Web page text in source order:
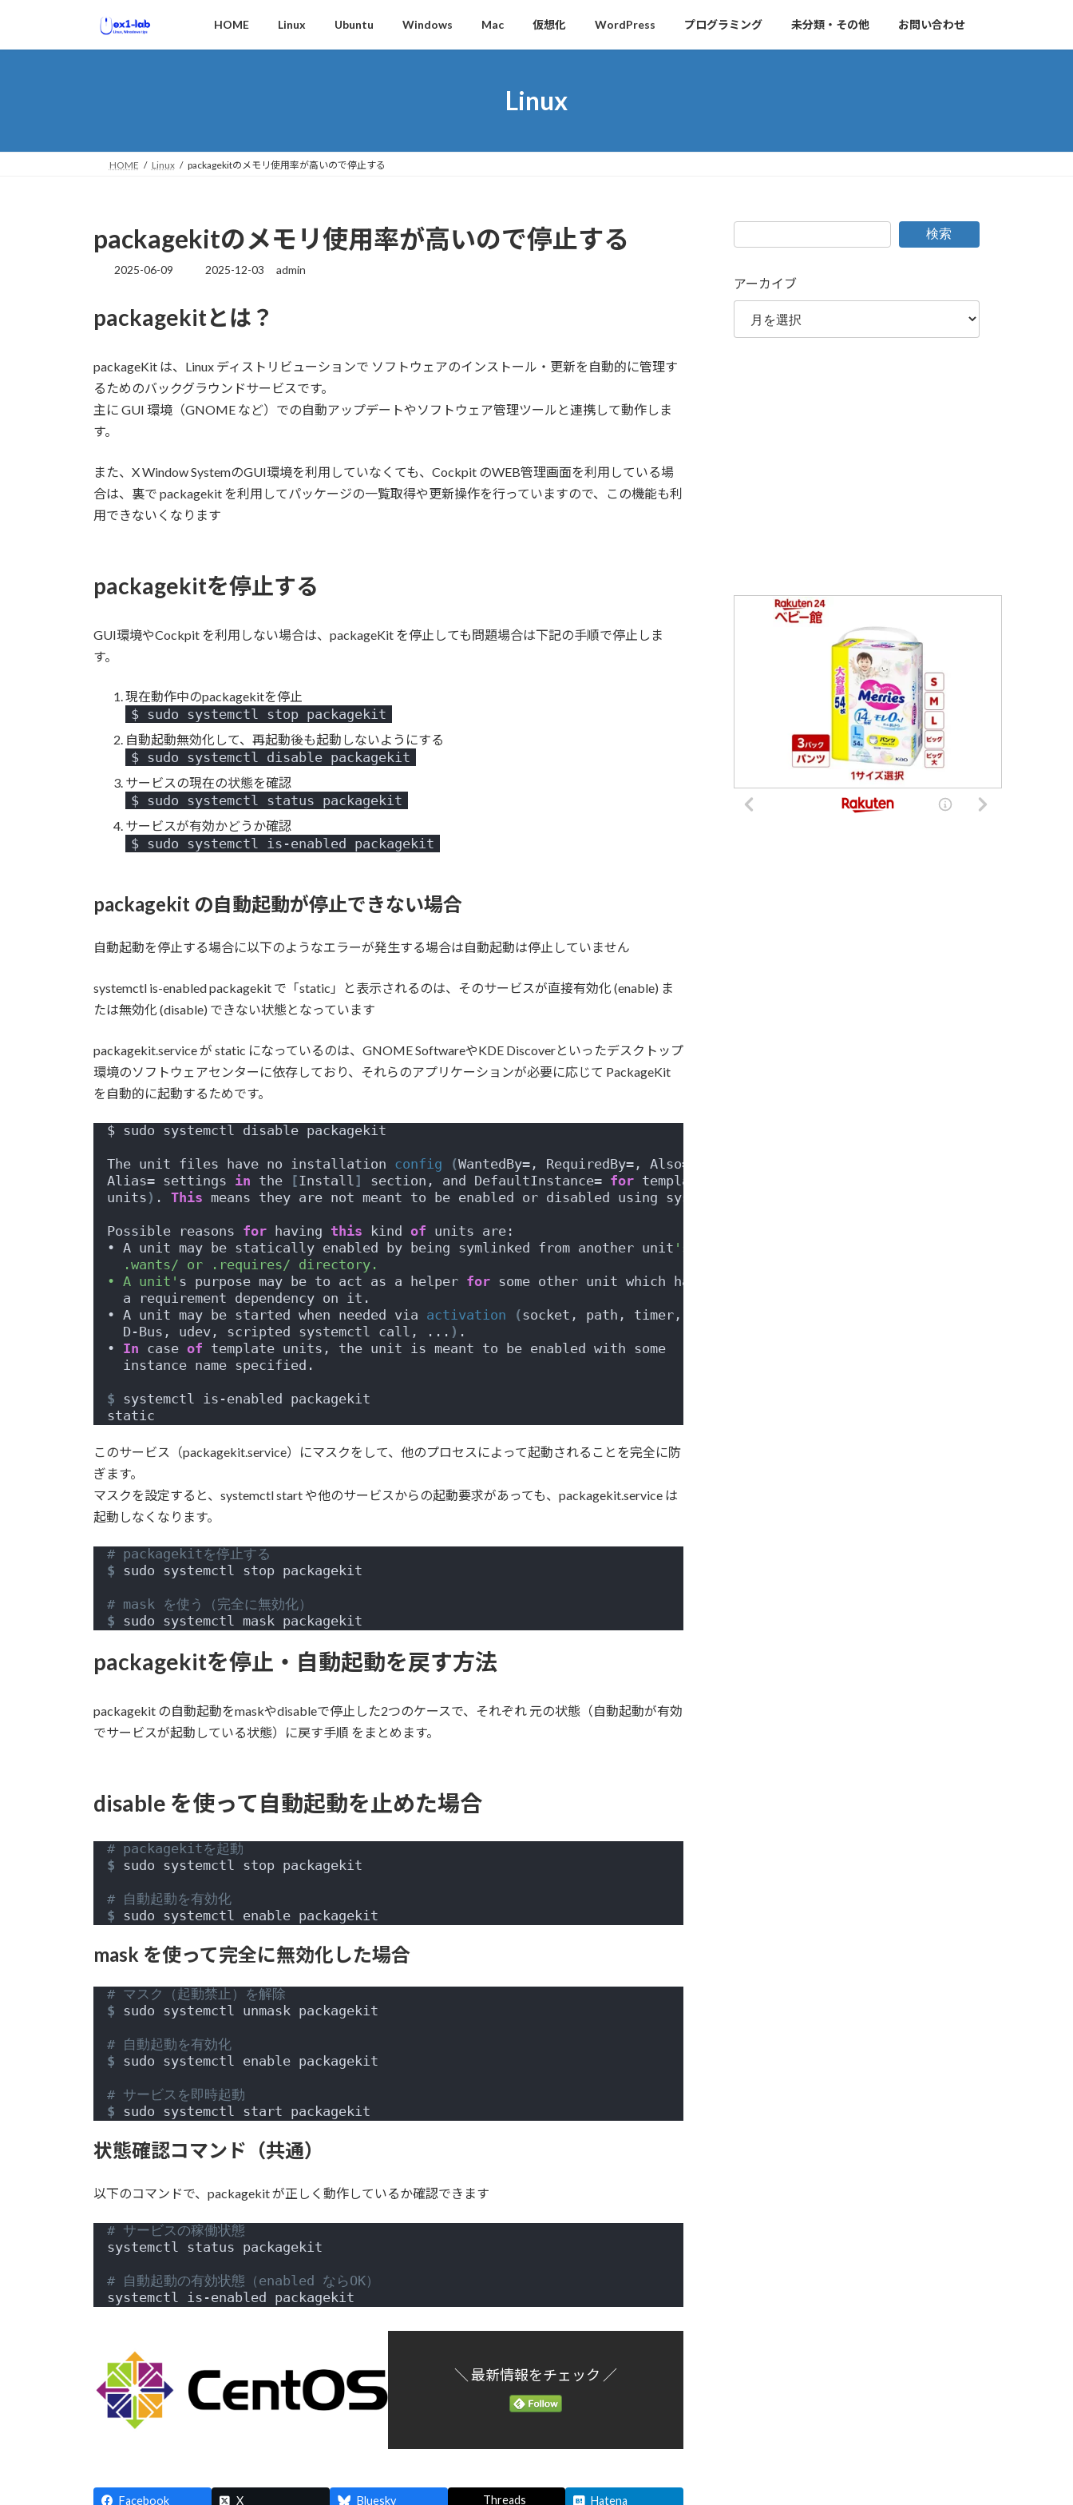
テ
ゲ
HOME Linux Ubuntu Windows Mac 仮想化 WordPress プログラミング 未分類・その他 お問い合わせ
Linux
HOME Linux packagekitのメモリ使用率が高いので停止する
packagekitのメモリ使用率が高いので停止する
2025-06-09
最
新
:
2025-12-03 admin
packagekitとは？
packageKit は、Linux ディストリビューションで ソフトウェアのインストール・更新を自動的に管理す
るためのバックグラウンドサービスです。
主に GUI 環境（GNOME など）での自動アップデートやソフトウェア管理ツールと連携して動作しま
す。
また、X Window SystemのGUI環境を利用していなくても、Cockpit のWEB管理画面を利用している場
合は、裏で packagekit を利用してパッケージの一覧取得や更新操作を行っていますので、この機能も利
用できないくなります
packagekitを停止する
GUI環境やCockpit を利用しない場合は、 packageKit を停止しても問題場合は下記の手順で停止しま
す。
現在動作中のpackagekitを停止
$ sudo systemctl stop packagekit
自動起動無効化して、再起動後も起動しないようにする
$ sudo systemctl disable packagekit
サービスの現在の状態を確認
$ sudo systemctl status packagekit
サービスが有効かどうか確認
$ sudo systemctl is-enabled packagekit
packagekit の自動起動が停止できない場合
自動起動を停止する場合に以下のようなエラーが発生する場合は自動起動は停止していません
systemctl is-enabled packagekit で「static」と表示されるのは、そのサービスが直接有効化 (enable) ま
たは無効化 (disable) できない状態となっています
packagekit.service が static になっているのは、GNOME SoftwareやKDE Discoverといったデスクトップ
環境のソフトウェアセンターに依存しており、それらのアプリケーションが必要に応じて PackageKit
を自動的に起動するためです。
$ sudo systemctl disable packagekit
The unit files have no installation config (WantedBy=, RequiredBy=, Also=,
Alias= settings in the [Install ] section, and DefaultInstance= for template
units ) . This means they are not meant to be enabled or disabled using systemctl.
Possible reasons for having this kind of units are:
• A unit may be statically enabled by being symlinked from another unit 's
  .wants/ or .requires/ directory.
• A unit' s purpose may be to act as a helper for some other unit which has
  a requirement dependency on it.
• A unit may be started when needed via activation (socket, path, timer,
  D-Bus, udev, scripted systemctl call, ...
) .
• In case of template units, the unit is meant to be enabled with some
  instance name specified.
$ systemctl is-enabled packagekit
static
このサービス（packagekit.service）にマスクをして、他のプロセスによって起動されることを完全に防
ぎます。
マスクを設定すると、systemctl start や他のサービスからの起動要求があっても、packagekit.service は
起動しなくなります。
# packagekitを停止する
$ sudo systemctl stop packagekit
# mask を使う（完全に無効化）
$ sudo systemctl mask packagekit
packagekitを停止・自動起動を戻す方法
packagekit の自動起動をmaskやdisableで停止した2つのケースで、それぞれ 元の状態（自動起動が有効
でサービスが起動している状態）に戻す手順 をまとめます。
disable を使って自動起動を止めた場合
# packagekitを起動
$ sudo systemctl stop packagekit
# 自動起動を有効化
$ sudo systemctl enable packagekit
mask を使って完全に無効化した場合
# マスク（起動禁止）を解除
$ sudo systemctl unmask packagekit
# 自動起動を有効化
$ sudo systemctl enable packagekit
# サービスを即時起動
$ sudo systemctl start packagekit
状態確認コマンド（共通）
以下のコマンドで、packagekit が正しく動作しているか確認できます
# サービスの稼働状態
systemctl status packagekit
# 自動起動の有効状態（enabled ならOK）
systemctl is-enabled packagekit
＼ 最新情報をチェック ／
Facebook X Bluesky Threads Hatena
検索
アーカイブ